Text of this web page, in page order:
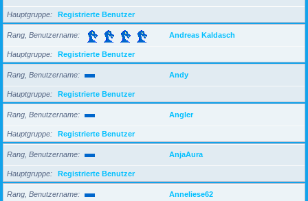
Hauptgruppe Registrierte Benutzer
Rang, Benutzername Andreas Kaldasch
Hauptgruppe Registrierte Benutzer
Rang, Benutzername Andy
Hauptgruppe Registrierte Benutzer
Rang, Benutzername Angler
Hauptgruppe Registrierte Benutzer
Rang, Benutzername AnjaAura
Hauptgruppe Registrierte Benutzer
Rang, Benutzername Anneliese62